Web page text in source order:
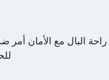
البال مع الأمان أمر